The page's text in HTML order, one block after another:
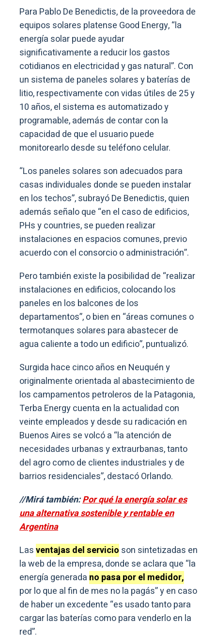
Para Pablo De Benedictis, de la proveedora de
equipos solares platense Good Energy, “la
energía solar puede ayudar
significativamente a reducir los gastos
cotidianos en electricidad y gas natural”. Con
un sistema de paneles solares y baterías de
litio, respectivamente con vidas útiles de 25 y
10 años, el sistema es automatizado y
programable, además de contar con la
capacidad de que el usuario puede
monitorearlo desde su teléfono celular.
“Los paneles solares son adecuados para
casas individuales donde se pueden instalar
en los techos”, subrayó De Benedictis, quien
además señalo que “en el caso de edificios,
PHs y countries, se pueden realizar
instalaciones en espacios comunes, previo
acuerdo con el consorcio o administración”.
Pero también existe la posibilidad de “realizar
instalaciones en edificios, colocando los
paneles en los balcones de los
departamentos”, o bien en “áreas comunes o
termotanques solares para abastecer de
agua caliente a todo un edificio”, puntualizó.
Surgida hace cinco años en Neuquén y
originalmente orientada al abastecimiento de
los campamentos petroleros de la Patagonia,
Terba Energy cuenta en la actualidad con
veinte empleados y desde su radicación en
Buenos Aires se volcó a “la atención de
necesidades urbanas y extraurbanas, tanto
del agro como de clientes industriales y de
barrios residenciales”, destacó Orlando.
//Mirá también:Por qué la energía solar es
una alternativa sostenible y rentable en
Argentina
Lasventajas del servicio son sintetizadas en
la web de la empresa, donde se aclara que “la
energía generada no pasa por el medidor,
por lo que al fin de mes no la pagás” y en caso
de haber un excedente “es usado tanto para
cargar las baterías como para venderlo en la
red”.